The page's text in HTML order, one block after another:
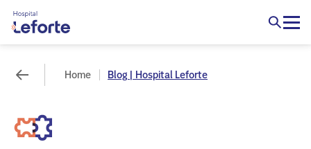
Home Blog | Hospital Leforte